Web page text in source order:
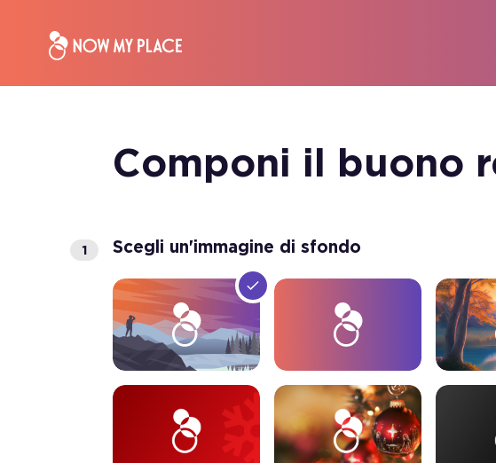
Componi il buono
Scegli un'immagine di sfondo